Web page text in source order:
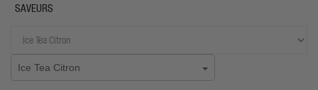
SAVEURS
Ice Tea Citron